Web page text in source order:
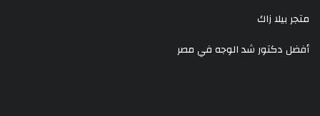
متجر بيلا زاك
أفضل دكتور شد الوجه في مصر